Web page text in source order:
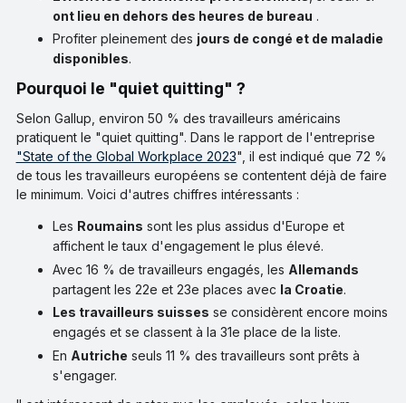
ont lieu en dehors des heures de bureau .
Profiter pleinement des jours de congé et de maladie
disponibles.
Pourquoi le "quiet quitting" ?
Selon Gallup, environ 50 % des travailleurs américains
pratiquent le "quiet quitting". Dans le rapport de l'entreprise
"State of the Global Workplace 2023", il est indiqué que 72 %
de tous les travailleurs européens se contentent déjà de faire
le minimum. Voici d'autres chiffres intéressants :
Les Roumains sont les plus assidus d'Europe et
affichent le taux d'engagement le plus élevé.
Avec 16 % de travailleurs engagés, les Allemands
partagent les 22e et 23e places avec la Croatie.
Les travailleurs suisses se considèrent encore moins
engagés et se classent à la 31e place de la liste.
En Autriche seuls 11 % des travailleurs sont prêts à
s'engager.